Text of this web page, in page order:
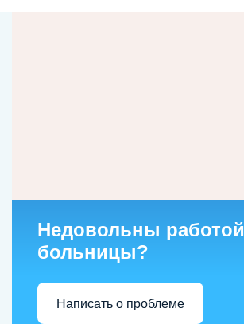
Недовольны работой
больницы?
Написать о проблеме